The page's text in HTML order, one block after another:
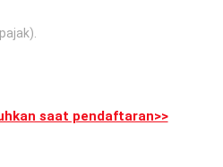
saat pendaftaran>>